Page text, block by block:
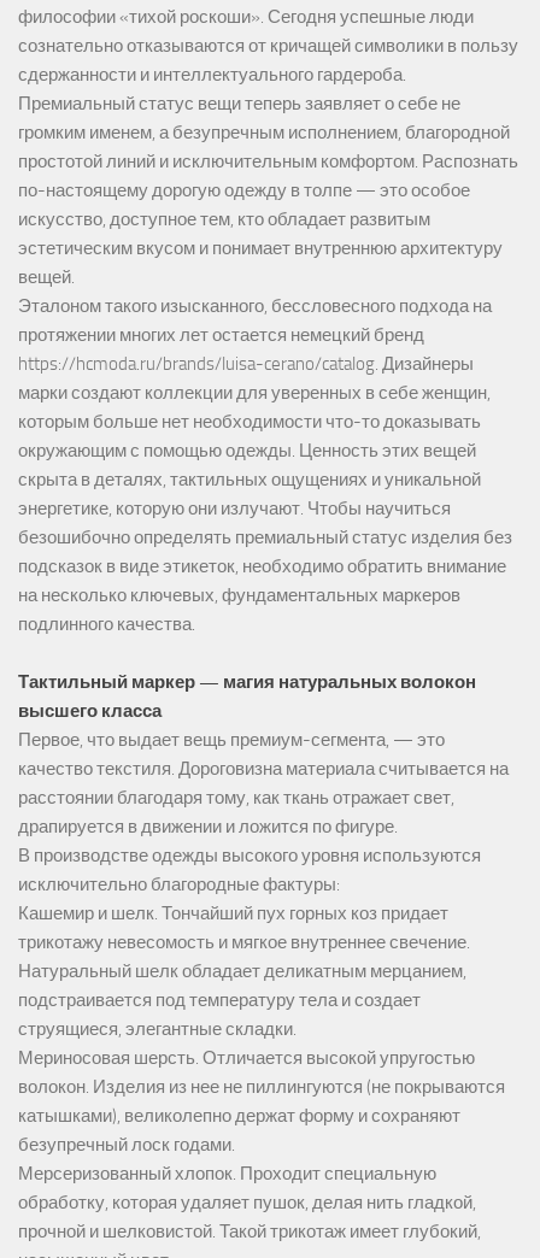
философии «тихой роскоши». Сегодня успешные люди
сознательно отказываются от кричащей символики в пользу
сдержанности и интеллектуального гардероба.
Премиальный статус вещи теперь заявляет о себе не
громким именем, а безупречным исполнением, благородной
простотой линий и исключительным комфортом. Распознать
по-настоящему дорогую одежду в толпе — это особое
искусство, доступное тем, кто обладает развитым
эстетическим вкусом и понимает внутреннюю архитектуру
вещей.
Эталоном такого изысканного, бессловесного подхода на
протяжении многих лет остается немецкий бренд
https://hcmoda.ru/brands/luisa-cerano/catalog. Дизайнеры
марки создают коллекции для уверенных в себе женщин,
которым больше нет необходимости что-то доказывать
окружающим с помощью одежды. Ценность этих вещей
скрыта в деталях, тактильных ощущениях и уникальной
энергетике, которую они излучают. Чтобы научиться
безошибочно определять премиальный статус изделия без
подсказок в виде этикеток, необходимо обратить внимание
на несколько ключевых, фундаментальных маркеров
подлинного качества.
Тактильный маркер — магия натуральных волокон
высшего класса
Первое, что выдает вещь премиум-сегмента, — это
качество текстиля. Дороговизна материала считывается на
расстоянии благодаря тому, как ткань отражает свет,
драпируется в движении и ложится по фигуре.
В производстве одежды высокого уровня используются
исключительно благородные фактуры:
Кашемир и шелк. Тончайший пух горных коз придает
трикотажу невесомость и мягкое внутреннее свечение.
Натуральный шелк обладает деликатным мерцанием,
подстраивается под температуру тела и создает
струящиеся, элегантные складки.
Мериносовая шерсть. Отличается высокой упругостью
волокон. Изделия из нее не пиллингуются (не покрываются
катышками), великолепно держат форму и сохраняют
безупречный лоск годами.
Мерсеризованный хлопок. Проходит специальную
обработку, которая удаляет пушок, делая нить гладкой,
прочной и шелковистой. Такой трикотаж имеет глубокий,